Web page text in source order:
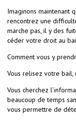
Imaginons maintenant
rencontrez une
marche pas, il y des
céder votre droit au
Comment vous y
Vous relisez votre
Vous cherchez
beaucoup de temps
vous permettre de